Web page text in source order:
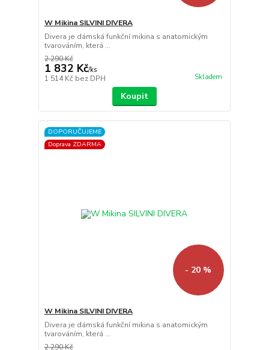
W Mikina SILVINI DIVERA
Divera je dámská funkční mikina s anatomickým
tvarováním, která ...
2 290 Kč
1 832 Kč/ks
1 514 Kč bez DPH Skladem
Koupit
DOPORUČUJEME
Doprava ZDARMA
- 20 %
W Mikina SILVINI DIVERA
Divera je dámská funkční mikina s anatomickým
tvarováním, která ...
2 290 Kč